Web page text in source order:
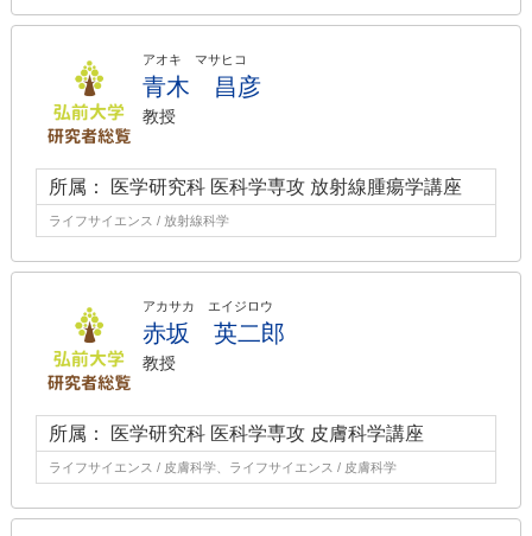
アオキ マサヒコ
青木 昌彦
教授
所属： 医学研究科 医科学専攻 放射線腫瘍学講座
ライフサイエンス / 放射線科学
アカサカ エイジロウ
赤坂 英二郎
教授
所属： 医学研究科 医科学専攻 皮膚科学講座
ライフサイエンス / 皮膚科学、ライフサイエンス / 皮膚科学